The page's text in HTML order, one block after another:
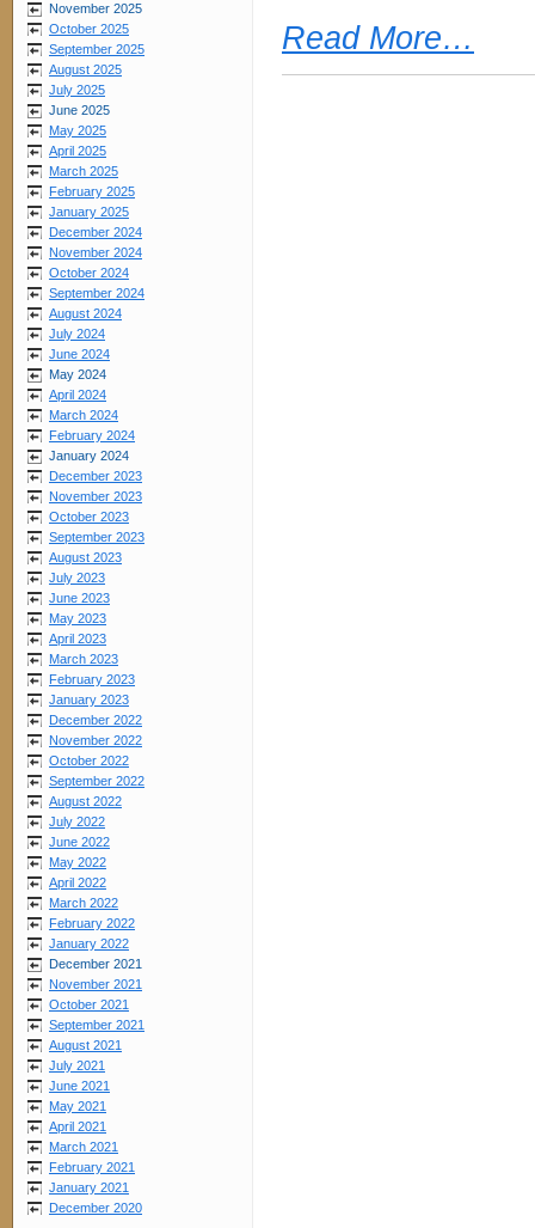
November 2025
October 2025
September 2025
August 2025
July 2025
June 2025
May 2025
April 2025
March 2025
February 2025
January 2025
December 2024
November 2024
October 2024
September 2024
August 2024
July 2024
June 2024
May 2024
April 2024
March 2024
February 2024
January 2024
December 2023
November 2023
October 2023
September 2023
August 2023
July 2023
June 2023
May 2023
April 2023
March 2023
February 2023
January 2023
December 2022
November 2022
October 2022
September 2022
August 2022
July 2022
June 2022
May 2022
April 2022
March 2022
February 2022
January 2022
December 2021
November 2021
October 2021
September 2021
August 2021
July 2021
June 2021
May 2021
April 2021
March 2021
February 2021
January 2021
December 2020
Read More…